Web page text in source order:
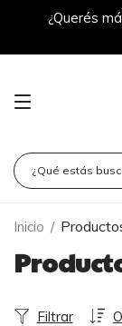
¿Querés
Inicio /
Filtrar